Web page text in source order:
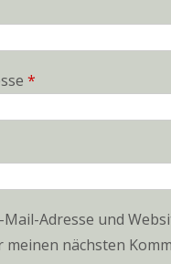
*
Mail-Adresse und
meinen nächsten